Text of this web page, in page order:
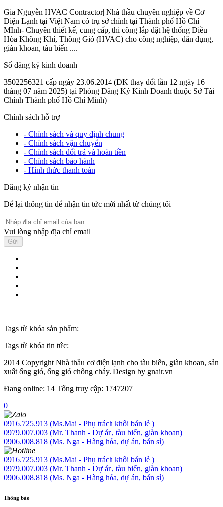
Gia Nguyễn HVAC Contractor| Nhà thầu chuyên nghiệp về Cơ
Điện Lạnh tại Việt Nam có trụ sở chính tại Thành phố Hồ Chí
MInh- Chuyên thiết kế, cung cấp, thi công lắp đặt hệ thống Điều
Hòa Không Khí, Thông Gió (HVAC) cho công nghiệp, dân dụng,
giàn khoan, tàu biển ....
Số đăng ký kinh doanh
3502256321 cấp ngày 23.06.2014 (ĐK thay đổi lần 12 ngày 16
tháng 07 năm 2025) tại Phòng Đăng Ký Kinh Doanh thuộc Sở Tài
Chính Thành phố Hồ Chí Minh)
Chính sách hỗ trợ
- Chính sách và quy định chung
- Chính sách vận chuyển
- Chính sách đổi trả và hoàn tiền
- Chính sách bảo hành
- Hình thức thanh toán
Đăng ký nhận tin
Để lại thông tin để nhận tin tức mới nhất từ chúng tôi
Vui lòng nhập địa chỉ email
Tags từ khóa sản phẩm:
Tags từ khóa tin tức:
2014 Copyright Nhà thầu cơ điện lạnh cho tàu biển, giàn khoan, sản
xuất ống gió, ống gió chống cháy. Design by gnair.vn
Đang online: 14 Tổng truy cập: 1747207
0
0916.725.913 (Ms.Mai - Phụ trách khối bán lẻ )
0979.007.003 (Mr. Thanh - Dự án, tàu biển, giàn khoan)
0906.008.818 (Ms. Nga - Hàng hóa, dự án, bán sỉ)
0916.725.913 (Ms.Mai - Phụ trách khối bán lẻ )
0979.007.003 (Mr. Thanh - Dự án, tàu biển, giàn khoan)
0906.008.818 (Ms. Nga - Hàng hóa, dự án, bán sỉ)
Thông báo